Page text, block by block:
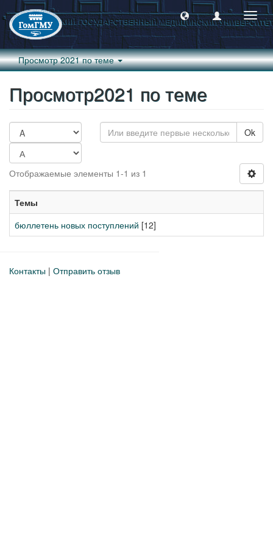
Просмотр 2021 по теме
Просмотр2021 по теме
Ok
Отображаемые элементы 1-1 из 1
Темы
бюллетень новых поступлений [12]
Контакты | Отправить отзыв